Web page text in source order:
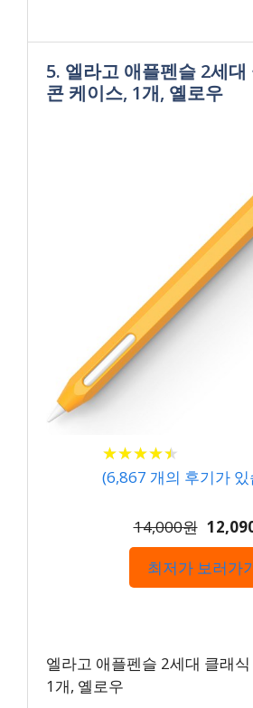
5. 엘라고 애플펜슬 2세대
콘 케이스, 1개, 옐로우
★★★★★
★★★★★
(6,867 개의 후기가
14,000원
최저가 보러가
엘라고 애플펜슬 2세대 클래
1개, 옐로우